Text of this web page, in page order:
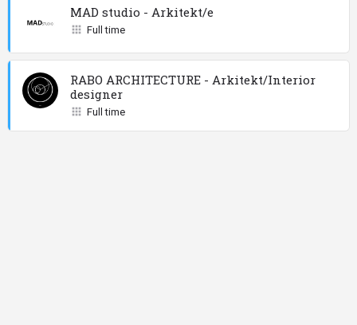
MAD studio - Arkitekt/e
Full time
RABO ARCHITECTURE - Arkitekt/Interior
designer
Full time